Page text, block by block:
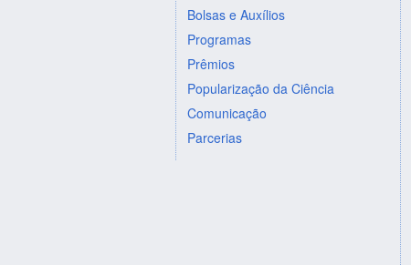
Bolsas e Auxílios
Programas
Prêmios
Popularização da Ciência
Comunicação
Parcerias